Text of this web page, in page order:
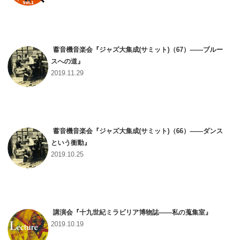
蓄音機音楽会『ジャズ大集成(サミット)（67）――ブルー
スへの道』
2019.11.29
蓄音機音楽会『ジャズ大集成(サミット)（66）――ダンス
という衝動』
2019.10.25
講演会『十九世紀ミラビリア博物誌――私の蒐集室』
2019.10.19